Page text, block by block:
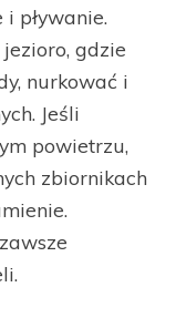
pływanie.
gdzie
nurkować i
Jeśli
powietrzu,
zbiornikach